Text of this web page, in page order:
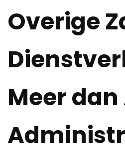
Overige
Meer